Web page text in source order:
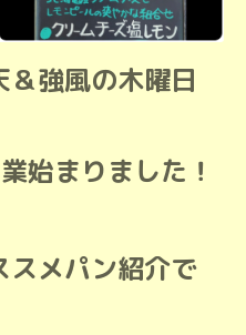
強風の木曜日
始まりました！
スメパン紹介で